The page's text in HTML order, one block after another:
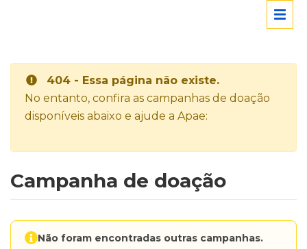
404 - Essa página não existe.
No entanto, confira as campanhas de doação
disponíveis abaixo e ajude a Apae:
Campanha de doação
Não foram encontradas outras campanhas.